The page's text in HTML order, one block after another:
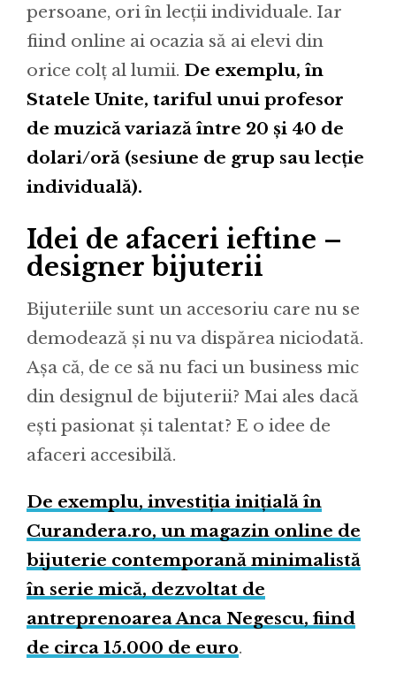
persoane, ori în lecții individuale. Iar
fiind online ai ocazia să ai elevi din
orice colț al lumii. De exemplu, în
Statele Unite, tariful unui profesor
de muzică variază între 20 și 40 de
dolari/oră (sesiune de grup sau lecție
individuală).
Idei de afaceri ieftine –
designer bijuterii
Bijuteriile sunt un accesoriu care nu se
demodează și nu va dispărea niciodată.
Așa că, de ce să nu faci un business mic
din designul de bijuterii? Mai ales dacă
ești pasionat și talentat? E o idee de
afaceri accesibilă.
De exemplu, investiția inițială în
Curandera.ro, un magazin online de
bijuterie contemporană minimalistă
în serie mică, dezvoltat de
antreprenoarea Anca Negescu, fiind
de circa 15.000 de euro.